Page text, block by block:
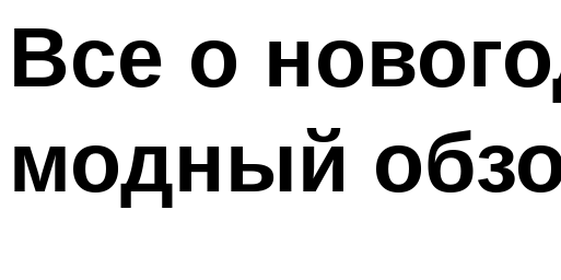
Все о
модный